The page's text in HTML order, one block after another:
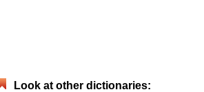
Look at other dictionaries: